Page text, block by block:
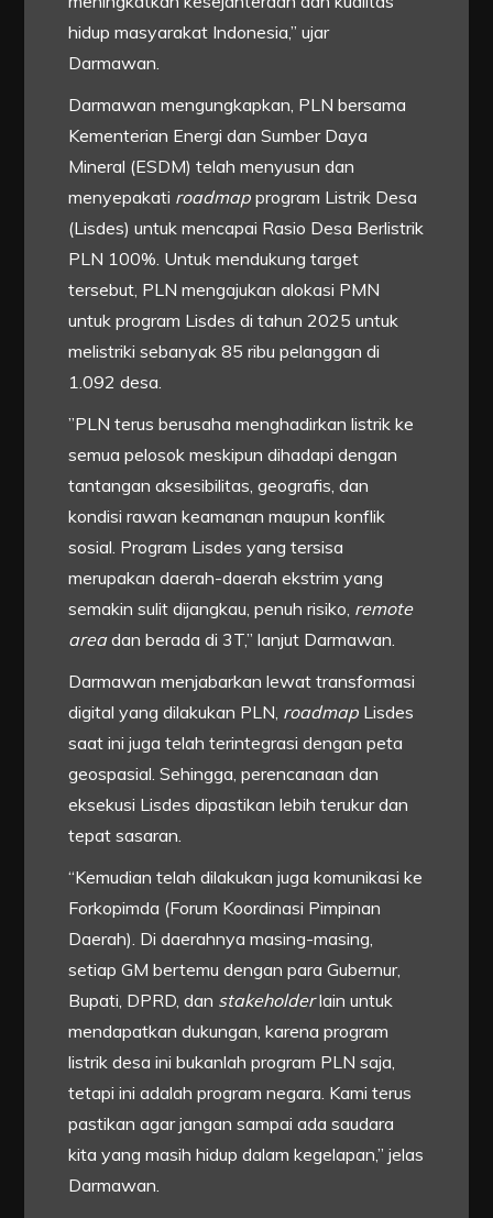
hidup masyarakat Indonesia,” ujar
Darmawan.
Darmawan mengungkapkan, PLN bersama
Kementerian Energi dan Sumber Daya
Mineral (ESDM) telah menyusun dan
menyepakati roadmap program Listrik Desa
(Lisdes) untuk mencapai Rasio Desa Berlistrik
PLN 100%. Untuk mendukung target
tersebut, PLN mengajukan alokasi PMN
untuk program Lisdes di tahun 2025 untuk
melistriki sebanyak 85 ribu pelanggan di
1.092 desa.
”PLN terus berusaha menghadirkan listrik ke
semua pelosok meskipun dihadapi dengan
tantangan aksesibilitas, geografis, dan
kondisi rawan keamanan maupun konflik
sosial. Program Lisdes yang tersisa
merupakan daerah-daerah ekstrim yang
semakin sulit dijangkau, penuh risiko, remote
areadan berada di 3T,” lanjut Darmawan.
Darmawan menjabarkan lewat transformasi
digital yang dilakukan PLN, roadmap Lisdes
saat ini juga telah terintegrasi dengan peta
geospasial. Sehingga, perencanaan dan
eksekusi Lisdes dipastikan lebih terukur dan
tepat sasaran.
“Kemudian telah dilakukan juga komunikasi ke
Forkopimda (Forum Koordinasi Pimpinan
Daerah). Di daerahnya masing-masing,
setiap GM bertemu dengan para Gubernur,
Bupati, DPRD, dan stakeholderlain untuk
mendapatkan dukungan, karena program
listrik desa ini bukanlah program PLN saja,
tetapi ini adalah program negara. Kami terus
pastikan agar jangan sampai ada saudara
kita yang masih hidup dalam kegelapan,” jelas
Darmawan.